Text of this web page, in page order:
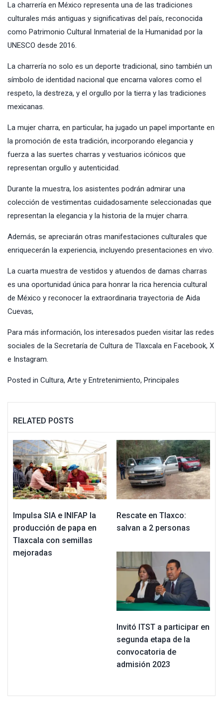
La charrería en México representa una de las tradiciones
culturales más antiguas y significativas del país, reconocida
como Patrimonio Cultural Inmaterial de la Humanidad por la
UNESCO desde 2016.
La charrería no solo es un deporte tradicional, sino también un
símbolo de identidad nacional que encarna valores como el
respeto, la destreza, y el orgullo por la tierra y las tradiciones
mexicanas.
La mujer charra, en particular, ha jugado un papel importante en
la promoción de esta tradición, incorporando elegancia y
fuerza a las suertes charras y vestuarios icónicos que
representan orgullo y autenticidad.
Durante la muestra, los asistentes podrán admirar una
colección de vestimentas cuidadosamente seleccionadas que
representan la elegancia y la historia de la mujer charra.
Además, se apreciarán otras manifestaciones culturales que
enriquecerán la experiencia, incluyendo presentaciones en vivo.
La cuarta muestra de vestidos y atuendos de damas charras
es una oportunidad única para honrar la rica herencia cultural
de México y reconocer la extraordinaria trayectoria de Aida
Cuevas,
Para más información, los interesados pueden visitar las redes
sociales de la Secretaría de Cultura de Tlaxcala en Facebook, X
e Instagram.
Posted in Cultura, Arte y Entretenimiento, Principales
RELATED POSTS
Impulsa SIA e INIFAP la
producción de papa en
Tlaxcala con semillas
mejoradas
Rescate en Tlaxco:
salvan a 2 personas
Invitó ITST a participar en
segunda etapa de la
convocatoria de
admisión 2023